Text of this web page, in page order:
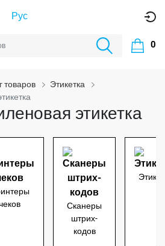
Рус
0
товаров
Этикетка
этикетка
Сканеры
штрих-
кодов